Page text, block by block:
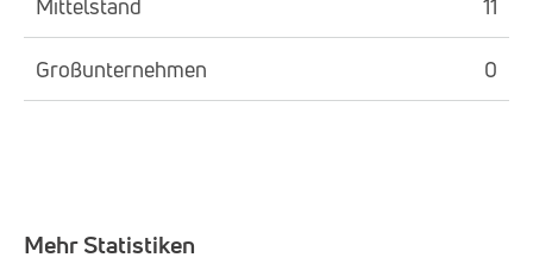
Mittelstand 11
Großunternehmen 0
Mehr Statistiken